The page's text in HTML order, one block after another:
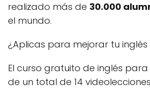
realizado más de 30.000
el mundo.
¿Aplicas para mejorar tu
El curso gratuito de inglés
de un total de 14